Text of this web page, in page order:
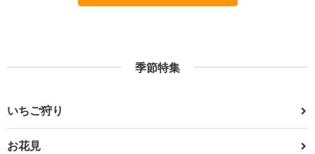
季節特集
いちご狩り
お花見